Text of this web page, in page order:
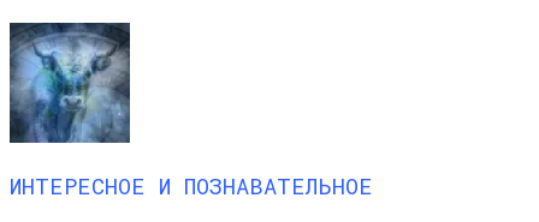
ИНТЕРЕСНОЕ И ПОЗНАВАТЕЛЬНОЕ